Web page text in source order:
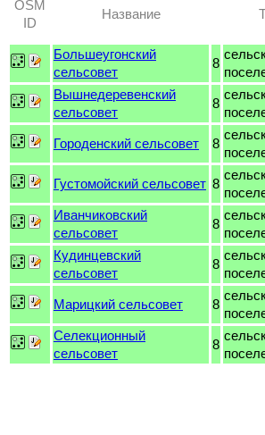
OSM
ID
Название
Большеугонский
сельсовет
8
Вышнедеревенский
сельсовет
8
Городенский сельсовет 8
Густомойский сельсовет 8
Иванчиковский
сельсовет
8
Кудинцевский
сельсовет
8
Марицкий сельсовет 8
Селекционный
сельсовет
8